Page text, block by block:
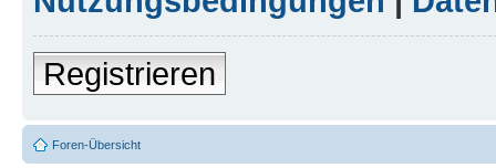
Registrieren
Foren-Übersicht